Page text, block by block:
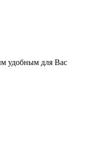
удобным для Вас